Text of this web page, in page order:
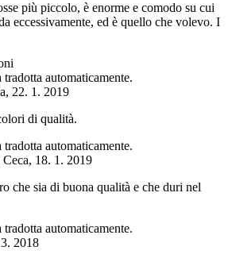
più piccolo, è enorme e comodo su cui
eccessivamente, ed è quello che volevo. I
tradotta automaticamente.
, 22. 1. 2019
di qualità.
tradotta automaticamente.
, 18. 1. 2019
che sia di buona qualità e che duri nel
tradotta automaticamente.
2018